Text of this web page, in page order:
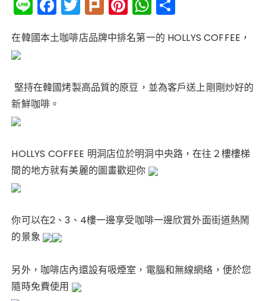
n
e
a
c
b
o
w
it
r
ur
k
n
te
st
h
a
A
p
在韓國本土咖啡店品牌中排名第一的 HOLLYS COFFEE，
堅持在韓國烤製高品質的原豆，並為客戶送上剛剛炒好的
新鮮咖啡。
HOLLYS COFFEE 明洞店位於明洞中央路，在往２樓樓梯
間的地方就有美麗的圖畫歡迎你
你可以在2、3、4樓一邊享受咖啡一邊欣賞外面街道熱鬧
的景象
另外，咖啡店內還設有吸煙室，電腦和無線網絡，便於您
隨時免費使用